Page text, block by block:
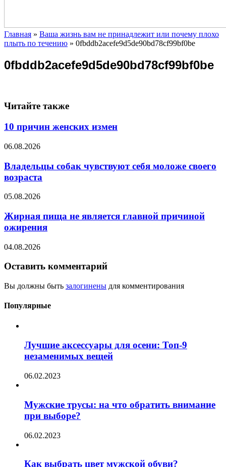
Главная » Ваша жизнь вам не принадлежит или почему плохо
плыть по течению » 0fbddb2acefe9d5de90bd78cf99bf0be
0fbddb2acefe9d5de90bd78cf99bf0be
Читайте также
10 причин женских измен
06.08.2026
Владельцы собак чувствуют себя моложе своего
возраста
05.08.2026
Жирная пища не является главной причиной
ожирения
04.08.2026
Оставить комментарий
Вы должны быть залогинены для комментирования
Популярные
Лучшие аксессуары для осени: Топ-9
незаменимых вещей
06.02.2023
Мужские трусы: на что обратить внимание
при выборе?
06.02.2023
Как выбрать цвет мужской обуви?